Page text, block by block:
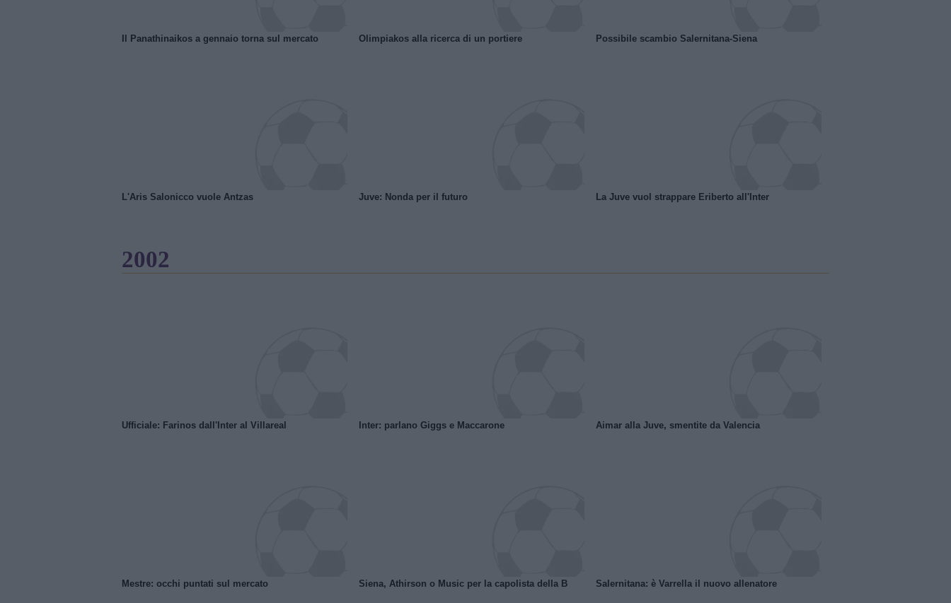
Il Panathinaikos a gennaio torna sul mercato Olimpiakos alla ricerca di un portiere Possibile scambio Salernitana-Siena
L'Aris Salonicco vuole Antzas Juve: Nonda per il futuro La Juve vuol strappare Eriberto all'Inter
2002
Ufficiale: Farinos dall'Inter al Villareal Inter: parlano Giggs e Maccarone Aimar alla Juve, smentite da Valencia
Mestre: occhi puntati sul mercato Siena, Athirson o Music per la capolista della B Salernitana: è Varrella il nuovo allenatore